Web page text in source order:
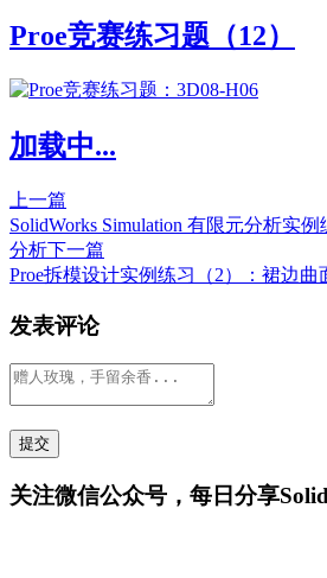
Proe竞赛练习题（12）
加载中...
上一篇
SolidWorks Simulation 有限元分析实
分析下一篇
Proe拆模设计实例练习（2）：裙边曲
发表评论
关注微信公众号，每日分享